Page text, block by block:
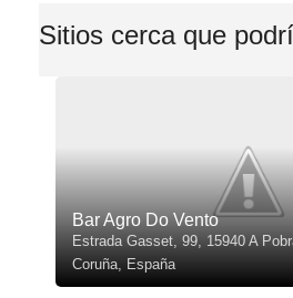
Sitios cerca que
Bar Agro Do Vento
Estrada Gasset, 99, 15940 A
Coruña, España